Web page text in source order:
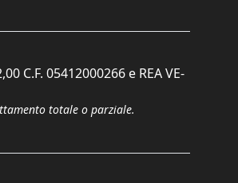
C.F. 05412000266 e REA VE-
totale o parziale.